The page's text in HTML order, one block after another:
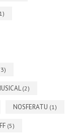
(2)
NOSFERATU (1)
(5)